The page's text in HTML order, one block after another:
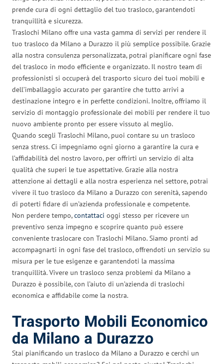
prende cura di ogni dettaglio del tuo trasloco, garantendoti
tranquillità e sicurezza.
Traslochi Milano offre una vasta gamma di servizi per rendere il
tuo trasloco da Milano a Durazzo il più semplice possibile. Grazie
alla nostra consulenza personalizzata, potrai pianificare ogni fase
del trasloco in modo efficiente e organizzato. Il nostro team di
professionisti si occuperà del trasporto sicuro dei tuoi mobili e
dell’imballaggio accurato per garantire che tutto arrivi a
destinazione integro e in perfette condizioni. Inoltre, offriamo il
servizio di montaggio professionale dei mobili per rendere il tuo
nuovo ambiente pronto per essere vissuto al meglio.
Quando scegli Traslochi Milano, puoi contare su un trasloco
senza stress. Ci impegniamo ogni giorno a garantire la cura e
l’affidabilità del nostro lavoro, per offrirti un servizio di alta
qualità che superi le tue aspettative. Grazie alla nostra
attenzione ai dettagli e alla nostra esperienza nel settore, potrai
vivere il tuo trasloco da Milano a Durazzo con serenità, sapendo
di poterti fidare di un’azienda professionale e competente.
Non perdere tempo,contattaci oggi stesso per ricevere un
preventivo senza impegno e scoprire quanto può essere
conveniente traslocare con Traslochi Milano. Siamo pronti ad
accompagnarti in ogni fase del trasloco, offrendoti un servizio su
misura per le tue esigenze e garantendoti la massima
tranquillità. Vivere un trasloco senza problemi da Milano a
Durazzo è possibile, con l’aiuto di un’azienda di traslochi
economica e affidabile come la nostra.
Trasporto Mobili Economico
da Milano a Durazzo
Stai pianificando un trasloco da Milano a Durazzo e cerchi un